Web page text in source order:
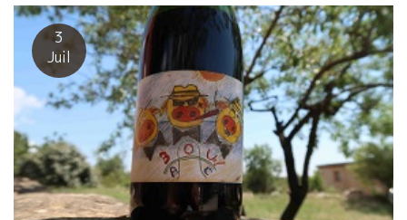
があった。 １）自然派ワインは美味しいけど、価格が高い。一般
の飲食店ではなかなか難しい。 ２）自然派ワインを取り扱う自然
派ビストロは、新しい話題のワインがあるとすぐ移動して、じっ
くりと取り組んでくれない。 藤田社長は、“食”の大阪を支える街
角にある元気な飲食店に自然派を浸透させたかった。 ★可能な限
り自然で、安くて、美味しいワインが必要！ もう自分で造るし
かない★ スタッフをフランスに送り込んだ。 土地代の安いラング
ドック地方を選んだ。 400年前から一切化学物質が畑に入ったこ
とがないドメーヌ・スリエと提携して会社を設立した。 そして、
大阪中からコテコテ元気な飲食の人達にヨーロッパの現場を訪問
してもらうことを決意した。 数年前から実行している。 ★夢を叶
3
Juil